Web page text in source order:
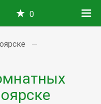
0